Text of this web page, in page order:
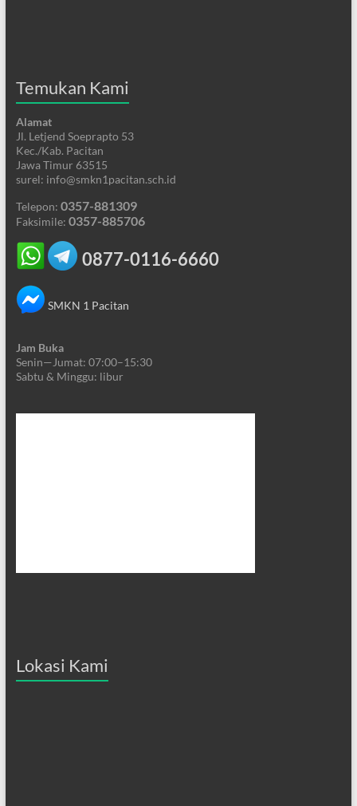
Temukan Kami
Alamat
Jl. Letjend Soeprapto 53
Kec./Kab. Pacitan
Jawa Timur 63515
surel: info@smkn1pacitan.sch.id
Telepon: 0357-881309
Faksimile: 0357-885706
0877-0116-6660
SMKN 1 Pacitan
Jam Buka
Senin—Jumat: 07:00–15:30
Sabtu & Minggu: libur
Lokasi Kami